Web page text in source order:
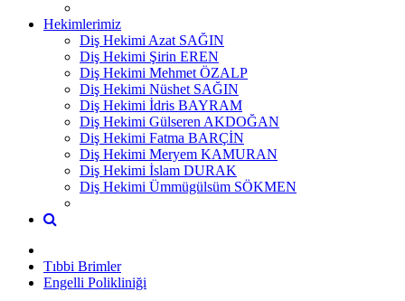
Hekimlerimiz
Diş Hekimi Azat SAĞIN
Diş Hekimi Şirin EREN
Diş Hekimi Mehmet ÖZALP
Diş Hekimi Nüshet SAĞIN
Diş Hekimi İdris BAYRAM
Diş Hekimi Gülseren AKDOĞAN
Diş Hekimi Fatma BARÇİN
Diş Hekimi Meryem KAMURAN
Diş Hekimi İslam DURAK
Diş Hekimi Ümmügülsüm SÖKMEN
Tıbbi Brimler
Engelli Polikliniği